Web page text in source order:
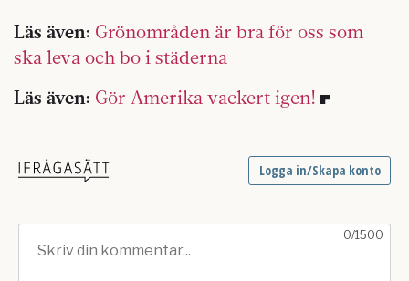
Läs även: Grönområden är bra för oss som
ska leva och bo i städerna
Läs även: Gör Amerika vackert igen!